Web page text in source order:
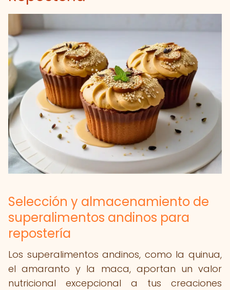
Selección y almacenamiento de
superalimentos andinos para
repostería
Los superalimentos andinos, como la quinua,
el amaranto y la maca, aportan un valor
nutricional excepcional a tus creaciones